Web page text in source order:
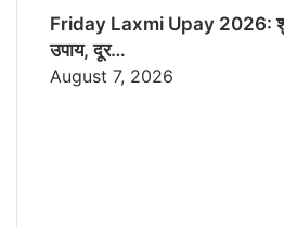
Friday Laxmi Upay 2026:
उपाय, दूर…
August 7, 2026